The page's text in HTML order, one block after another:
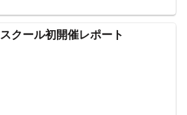
スクール初開催レポート